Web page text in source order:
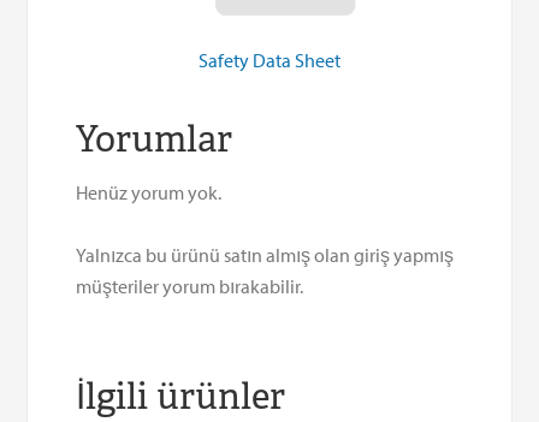
Safety Data Sheet
Yorumlar
Henüz yorum yok.
Yalnızca bu ürünü satın almış olan giriş yapmış
müşteriler yorum bırakabilir.
İlgili ürünler